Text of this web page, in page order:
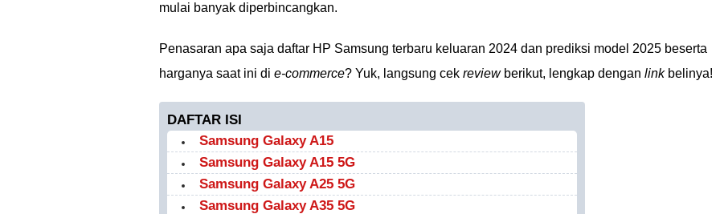
mulai banyak diperbincangkan.
Penasaran apa saja daftar HP Samsung terbaru keluaran 2024 dan prediksi model 2025 beserta
harganya saat ini di e-commerce? Yuk, langsung cek reviewberikut, lengkap dengan linkbelinya!
DAFTAR ISI
Samsung Galaxy A15
Samsung Galaxy A15 5G
Samsung Galaxy A25 5G
Samsung Galaxy A35 5G